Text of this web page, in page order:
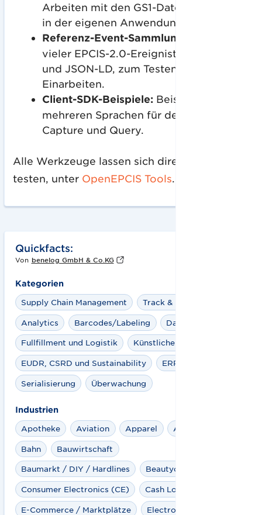
Arbeiten mit den GS1-Datenstrukturen
in der eigenen Anwendung.
Referenz-Event-Sammlung:
vieler EPCIS-2.0-Ereignistypen in XML
und JSON-LD, zum Testen und
Einarbeiten.
Client-SDK-Beispiele: Beispielcode in
mehreren Sprachen für den Zugriff auf
Capture und Query.
Alle Werkzeuge lassen sich direkt online
testen, unter OpenEPCIS Tools.
Quickfacts:
Von benelog GmbH & Co.KG
Kategorien
Supply Chain Management
Track & Trace
Analytics Barcodes/Labeling Datenpool
Fullfillment und Logistik Künstliche Intelligenz (KI)
EUDR, CSRD und Sustainability ERP
Serialisierung Überwachung
Industrien
Apotheke
Aviation Apparel Automotive
Bahn Bauwirtschaft
Baumarkt / DIY / Hardlines Beautycare
Consumer Electronics (CE) Cash Logistics
E-Commerce / Marktplätze Electro